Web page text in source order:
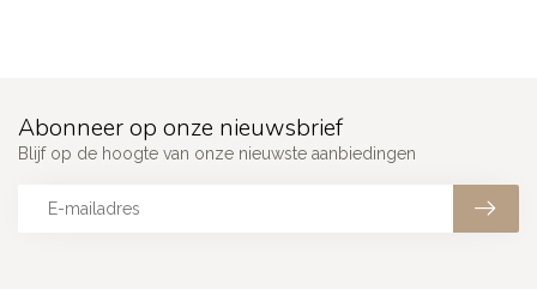
Abonneer op onze nieuwsbrief
Blijf op de hoogte van onze nieuwste aanbiedingen